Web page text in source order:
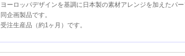
ヨーロッパデザインを基調に日本製の素材アレンジを加えたパ
同企画製品です。
受注生産品（約1ヶ月）です。